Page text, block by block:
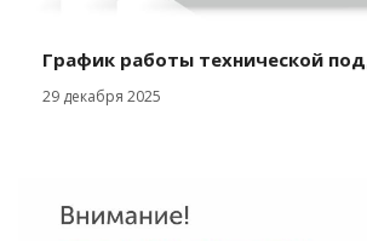
График работы технической
29 декабря 2025